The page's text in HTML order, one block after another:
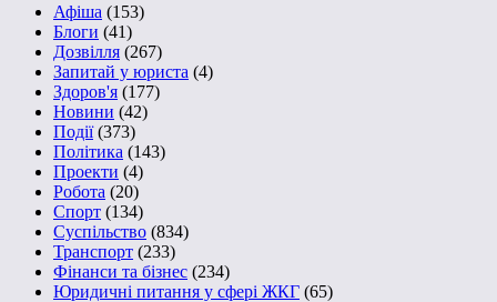
Афіша (153)
Блоги (41)
Дозвілля (267)
Запитай у юриста (4)
Здоров'я (177)
Новини (42)
Події(373)
Політика (143)
Проекти (4)
Робота (20)
Спорт (134)
Суспільство (834)
Транспорт (233)
Фінанси та бізнес (234)
Юридичні питання у сфері ЖКГ (65)